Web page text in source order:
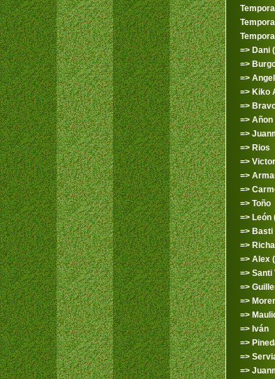
=> Dani
=>
=>
=> Kiko
=>
=> Añon
=>
=> Rios
=>
=>
=>
=> Toño
=> León
=> Basti
=>
=> Alex
=> Santi
=>
=>
=>
=> Iván
=>
=>
=>